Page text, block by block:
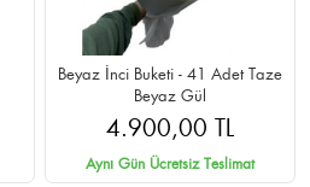
Beyaz İnci Buketi - 41 Adet Taze
Beyaz Gül
4.900,00 TL
Aynı Gün Ücretsiz Teslimat